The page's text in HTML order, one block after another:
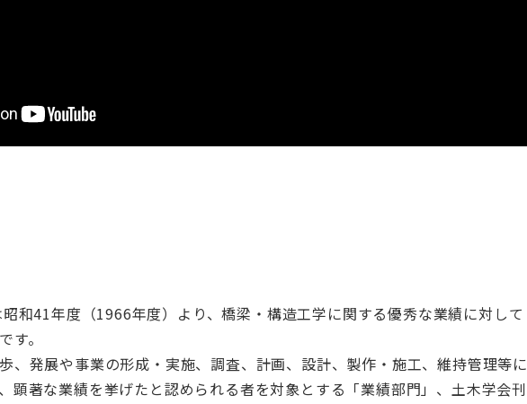
昭和41年度（1966年度）より、橋梁・構造工学に関する優秀な業績に対して
す。
、発展や事業の形成・実施、調査、計画、設計、製作・施工、維持管理等に
顕著な業績を挙げたと認められる者を対象とする「業績部門」、土木学会刊